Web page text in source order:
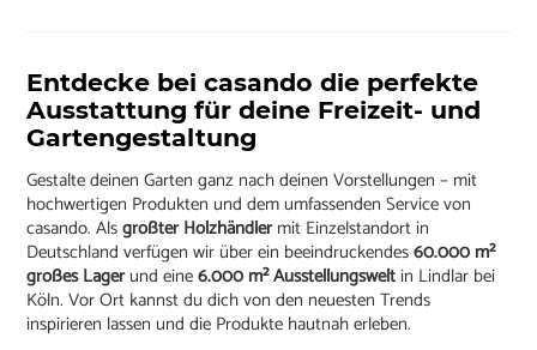
Entdecke bei casando die perfekte
Ausstattung für deine Freizeit- und
Gartengestaltung
Gestalte deinen Garten ganz nach deinen Vorstellungen – mit
hochwertigen Produkten und dem umfassenden Service von
casando. Alsgrößter Holzhändlermit Einzelstandort in
Deutschland verfügen wir über ein beeindruckendes60.000 m²
großes Lagerund eine6.000 m² Ausstellungsweltin Lindlar bei
Köln. Vor Ort kannst du dich von den neuesten Trends
inspirieren lassen und die Produkte hautnah erleben.